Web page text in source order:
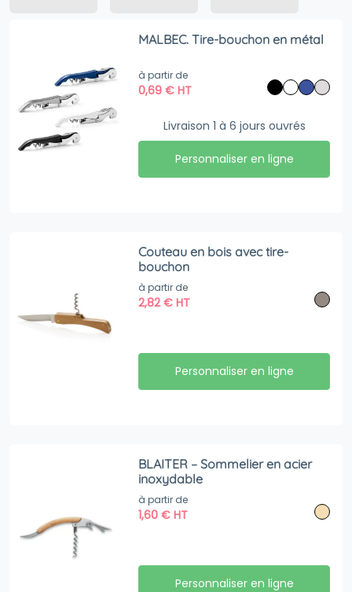
MALBEC. Tire-bouchon en métal
à partir de
0,69€ HT
Livraison 1 à 6 jours ouvrés
Personnaliser en ligne
Couteau en bois avec tire-
bouchon
à partir de
2,82€ HT
Personnaliser en ligne
BLAITER – Sommelier en acier
inoxydable
à partir de
1,60€ HT
Personnaliser en ligne